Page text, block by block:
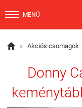
MENÜ
 » Akciós csomagok
Donny